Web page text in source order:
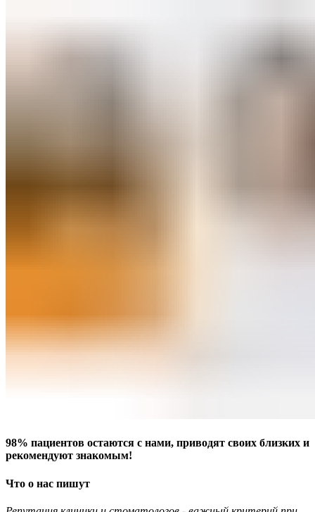
98% пациентов остаются с нами, приводят своих близких и
рекомендуют знакомым!
Что о нас пишут